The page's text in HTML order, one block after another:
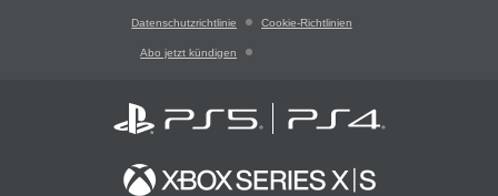
Datenschutzrichtlinie Cookie-Richtlinien
Abo jetzt kündigen